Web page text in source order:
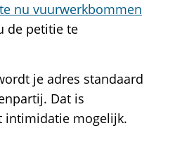
nu vuurwerkbommen
de petitie te
je adres standaard
Dat is
intimidatie mogelijk.